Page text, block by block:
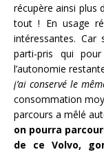
récupère ainsi plus
tout ! En usage
intéressantes. Car
parti-pris qui
l’autonomie
j’ai conservé le
consommation
parcours a mêlé
on pourra
de ce Volvo,